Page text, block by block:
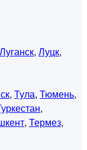
Луганск, Луцк,
, Тула, Тюмень,
,
, Термез,